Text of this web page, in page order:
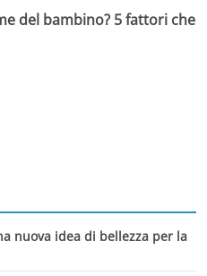
del bambino? 5 fattori che
nuova idea di bellezza per la